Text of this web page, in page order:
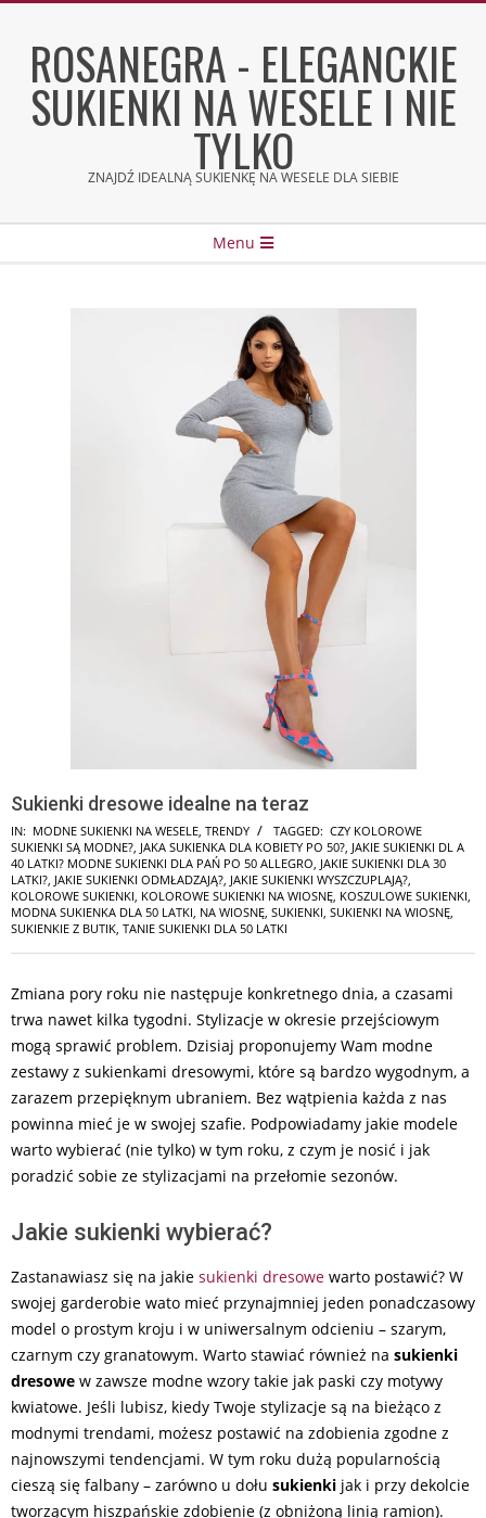
contentROSANEGRA - ELEGANCKIE
SUKIENKI NA WESELE I NIE
TYLKO
ZNAJDŹ IDEALNĄ SUKIENKĘ NA WESELE DLA SIEBIE
Menu
Sukienki dresowe idealne na teraz
IN: MODNE SUKIENKI NA WESELE, TRENDY TAGGED: CZY KOLOROWE
SUKIENKI SĄ MODNE?, JAKA SUKIENKA DLA KOBIETY PO 50?, JAKIE SUKIENKI DL A
40 LATKI? MODNE SUKIENKI DLA PAŃ PO 50 ALLEGRO, JAKIE SUKIENKI DLA 30
LATKI?, JAKIE SUKIENKI ODMŁADZAJĄ?, JAKIE SUKIENKI WYSZCZUPLAJĄ?,
KOLOROWE SUKIENKI, KOLOROWE SUKIENKI NA WIOSNĘ, KOSZULOWE SUKIENKI,
MODNA SUKIENKA DLA 50 LATKI, NA WIOSNĘ, SUKIENKI, SUKIENKI NA WIOSNĘ,
SUKIENKIE Z BUTIK, TANIE SUKIENKI DLA 50 LATKI
Zmiana pory roku nie następuje konkretnego dnia, a czasami
trwa nawet kilka tygodni. Stylizacje w okresie przejściowym
mogą sprawić problem. Dzisiaj proponujemy Wam modne
zestawy z sukienkami dresowymi, które są bardzo wygodnym, a
zarazem przepięknym ubraniem. Bez wątpienia każda z nas
powinna mieć je w swojej szafie. Podpowiadamy jakie modele
warto wybierać (nie tylko) w tym roku, z czym je nosić i jak
poradzić sobie ze stylizacjami na przełomie sezonów.
Jakie sukienki wybierać?
Zastanawiasz się na jakie sukienki dresowe warto postawić? W
swojej garderobie wato mieć przynajmniej jeden ponadczasowy
model o prostym kroju i w uniwersalnym odcieniu – szarym,
czarnym czy granatowym. Warto stawiać również na sukienki
dresowe w zawsze modne wzory takie jak paski czy motywy
kwiatowe. Jeśli lubisz, kiedy Twoje stylizacje są na bieżąco z
modnymi trendami, możesz postawić na zdobienia zgodne z
najnowszymi tendencjami. W tym roku dużą popularnością
cieszą się falbany – zarówno u dołu sukienki jak i przy dekolcie
tworzącym hiszpańskie zdobienie (z obniżoną linią ramion).